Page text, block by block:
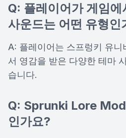
Q: 플레이어가 게임
사운드는 어떤 유형인
A: 플레이어는 스프렁키 유니
서 영감을 받은 다양한 테마
습니다.
Q: Sprunki Lore
인가요?